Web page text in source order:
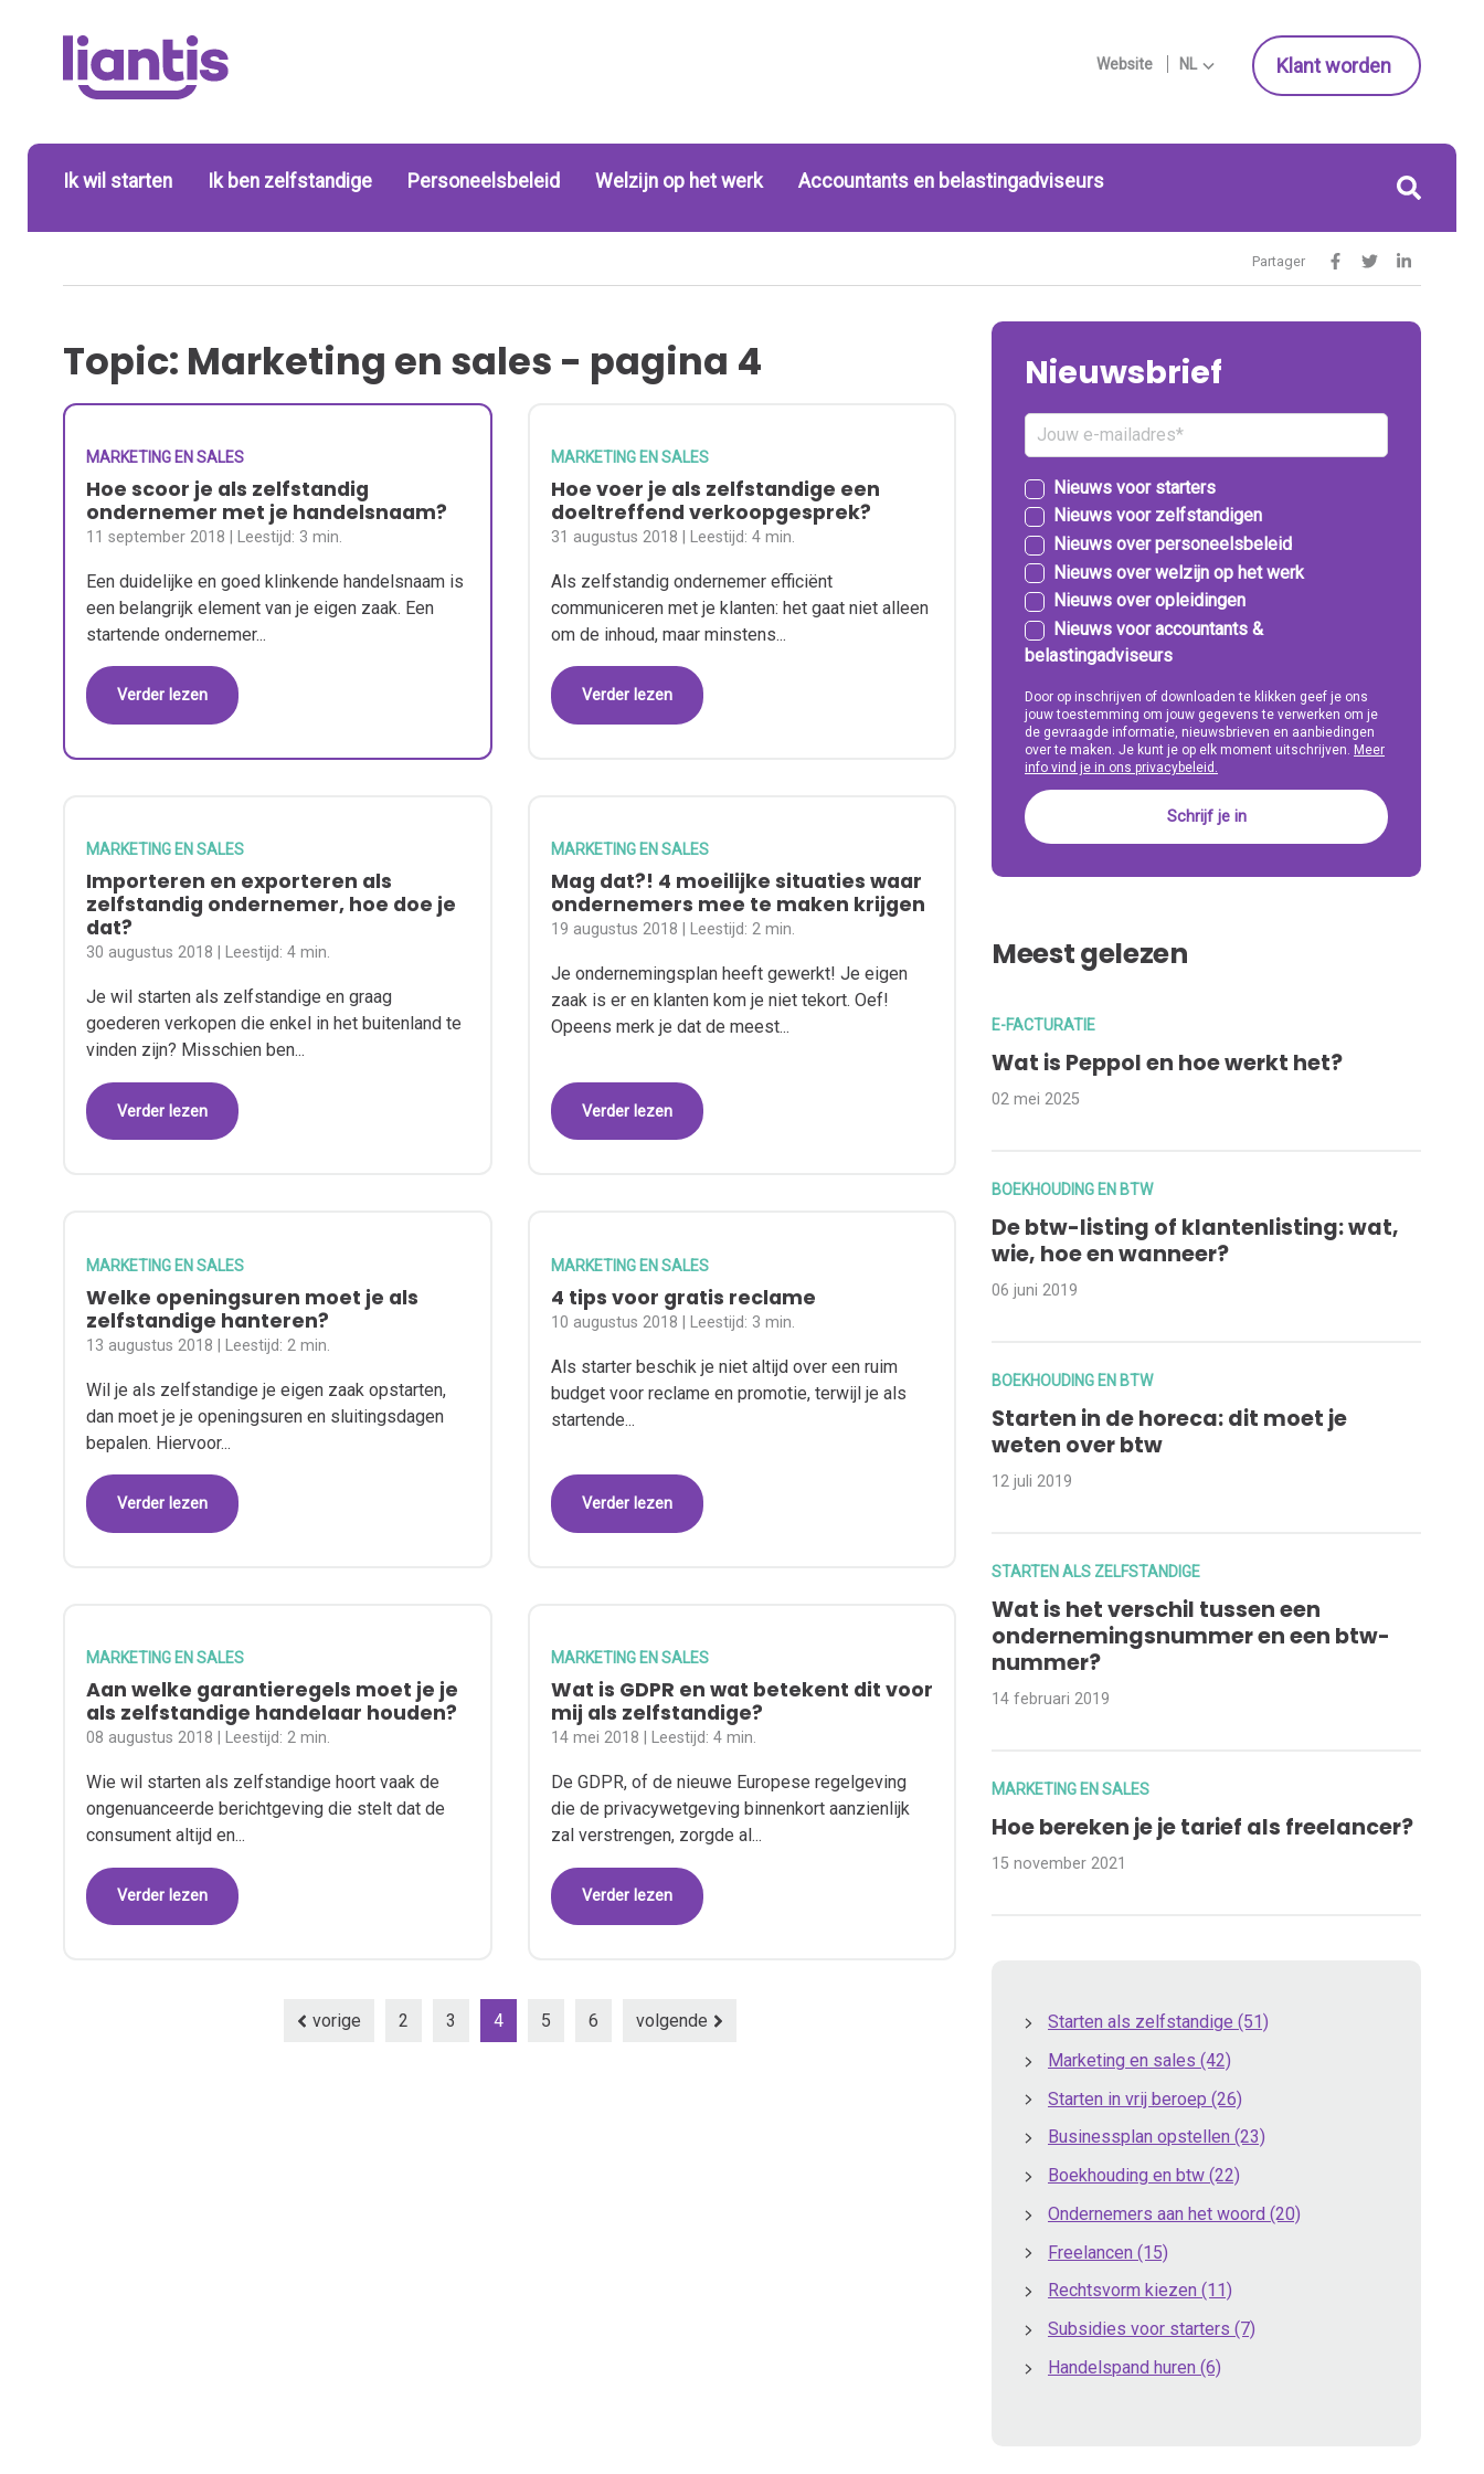
Website NL Klant worden
Ik wil starten Ik ben zelfstandige Personeelsbeleid Welzijn op het werk Accountants en belastingadviseurs
Partager
Topic: Marketing en sales - pagina 4
MARKETING EN SALES
Hoe scoor je als zelfstandig
ondernemer met je handelsnaam?
11 september 2018 | Leestijd: 3 min.
Een duidelijke en goed klinkende handelsnaam is
een belangrijk element van je eigen zaak. Een
startende ondernemer...
Verder lezen
MARKETING EN SALES
Hoe voer je als zelfstandige een
doeltreffend verkoopgesprek?
31 augustus 2018 | Leestijd: 4 min.
Als zelfstandig ondernemer efficiënt
communiceren met je klanten: het gaat niet alleen
om de inhoud, maar minstens...
Verder lezen
MARKETING EN SALES
Importeren en exporteren als
zelfstandig ondernemer, hoe doe je
dat?
30 augustus 2018 | Leestijd:4 min.
Je wil starten als zelfstandige en graag
goederen verkopen die enkel in het buitenland te
vinden zijn? Misschien ben...
Verder lezen
MARKETING EN SALES
Mag dat?! 4 moeilijke situaties waar
ondernemers mee te maken krijgen
19 augustus 2018 | Leestijd: 2 min.
Je ondernemingsplan heeft gewerkt! Je eigen
zaak is er en klanten kom je niet tekort. Oef!
Opeens merk je dat de meest...
Verder lezen
MARKETING EN SALES
Welke openingsuren moet je als
zelfstandige hanteren?
13 augustus 2018 | Leestijd:2 min.
Wil je als zelfstandige je eigen zaak opstarten,
dan moet je je openingsuren en sluitingsdagen
bepalen. Hiervoor...
Verder lezen
MARKETING EN SALES
4 tips voor gratis reclame
10 augustus 2018 | Leestijd: 3 min.
Als starter beschik je niet altijd over een ruim
budget voor reclame en promotie, terwijl je als
startende...
Verder lezen
MARKETING EN SALES
Aan welke garantieregels moet je je
als zelfstandige handelaar houden?
08 augustus 2018 | Leestijd:2 min.
Wie wil starten als zelfstandige hoort vaak de
ongenuanceerde berichtgeving die stelt dat de
consument altijd en...
Verder lezen
MARKETING EN SALES
Wat is GDPR en wat betekent dit voor
mij als zelfstandige?
14 mei 2018 | Leestijd: 4 min.
De GDPR, of de nieuwe Europese regelgeving
die de privacywetgeving binnenkort aanzienlijk
zal verstrengen, zorgde al...
Verder lezen
vorige 2 3 4 5 6 volgende
Nieuwsbrief
Nieuws voor starters
Nieuws voor zelfstandigen
Nieuws over personeelsbeleid
Nieuws over welzijn op het werk
Nieuws over opleidingen
Nieuws voor accountants &
belastingadviseurs
Door op inschrijven of downloaden te klikken geef je ons
jouw toestemming om jouw gegevens te verwerken om je
de gevraagde informatie, nieuwsbrieven en aanbiedingen
over te maken. Je kunt je op elk moment uitschrijven. Meer
info vind je in ons privacybeleid.
Meest gelezen
E-FACTURATIE
Wat is Peppol en hoe werkt het?
02 mei 2025
BOEKHOUDING EN BTW
De btw-listing of klantenlisting: wat,
wie, hoe en wanneer?
06 juni 2019
BOEKHOUDING EN BTW
Starten in de horeca: dit moet je
weten over btw
12 juli 2019
STARTEN ALS ZELFSTANDIGE
Wat is het verschil tussen een
ondernemingsnummer en een btw-
nummer?
14 februari 2019
MARKETING EN SALES
Hoe bereken je je tarief als freelancer?
15 november 2021
Starten als zelfstandige(51)
Marketing en sales(42)
Starten in vrij beroep(26)
Businessplan opstellen(23)
Boekhouding en btw(22)
Ondernemers aan het woord(20)
Freelancen(15)
Rechtsvorm kiezen(11)
Subsidies voor starters(7)
Handelspand huren(6)